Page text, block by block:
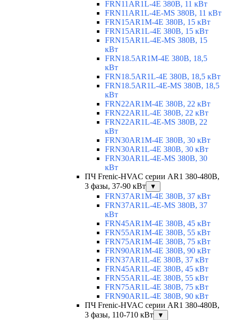
FRN11AR1L-4E 380В, 11 кВт
FRN11AR1L-4E-MS 380В, 11 кВт
FRN15AR1M-4E 380В, 15 кВт
FRN15AR1L-4E 380В, 15 кВт
FRN15AR1L-4E-MS 380В, 15
кВт
FRN18.5AR1M-4E 380В, 18,5
кВт
FRN18.5AR1L-4E 380В, 18,5 кВт
FRN18.5AR1L-4E-MS 380В, 18,5
кВт
FRN22AR1M-4E 380В, 22 кВт
FRN22AR1L-4E 380В, 22 кВт
FRN22AR1L-4E-MS 380В, 22
кВт
FRN30AR1M-4E 380В, 30 кВт
FRN30AR1L-4E 380В, 30 кВт
FRN30AR1L-4E-MS 380В, 30
кВт
ПЧ Frenic-HVAC серии AR1 380-480В,
3 фазы, 37-90 кВт
▼
FRN37AR1M-4E 380В, 37 кВт
FRN37AR1L-4E-MS 380В, 37
кВт
FRN45AR1M-4E 380В, 45 кВт
FRN55AR1M-4E 380В, 55 кВт
FRN75AR1M-4E 380В, 75 кВт
FRN90AR1M-4E 380В, 90 кВт
FRN37AR1L-4E 380В, 37 кВт
FRN45AR1L-4E 380В, 45 кВт
FRN55AR1L-4E 380В, 55 кВт
FRN75AR1L-4E 380В, 75 кВт
FRN90AR1L-4E 380В, 90 кВт
ПЧ Frenic-HVAC серии AR1 380-480В,
3 фазы, 110-710 кВт
▼